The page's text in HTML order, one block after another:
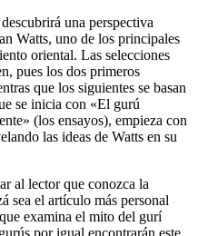
una perspectiva
Watts, uno de los principales
oriental. Las selecciones
pues los dos primeros
que los siguientes se basan
se inicia con «El gurú
(los ensayos), empieza con
las ideas de Watts en su
al lector que conozca la
sea el artículo más personal
examina el mito del gurí
por igual encontrarán este